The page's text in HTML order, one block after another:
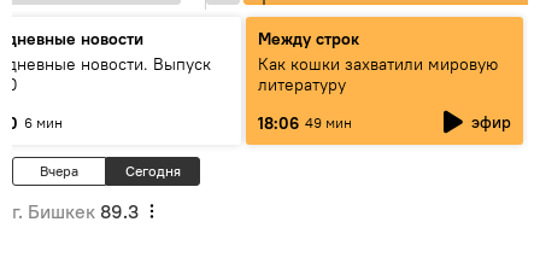
новости
новости. Выпуск
6 мин
Между строк
Как кошки захватили мировую
литературу
18:06 49 мин эфир
Вчера Сегодня
г. Бишкек 89.3